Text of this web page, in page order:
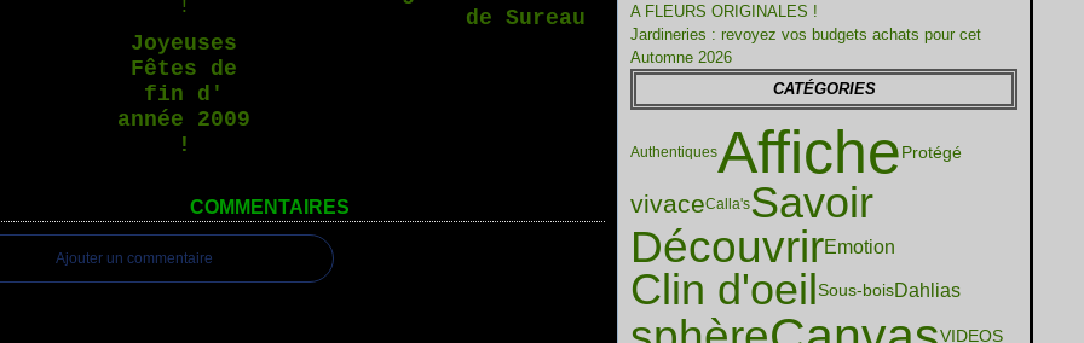
Joyeuses
Fêtes de
fin d'
année 2009
!
de Sureau
COMMENTAIRES
Ajouter un commentaire
A FLEURS ORIGINALES !
Jardineries : revoyez vos budgets achats pour cet
Automne 2026
CATÉGORIES
AuthentiquesAffiche Protégé
vivaceCalla'sSavoir
DécouvrirEmotion
Clin d'oeil Sous-boisDahlias
VIDEOS